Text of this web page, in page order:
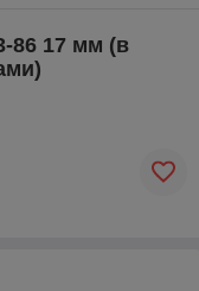
86 17 мм (в